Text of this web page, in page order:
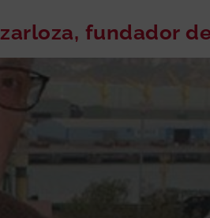
fundador de